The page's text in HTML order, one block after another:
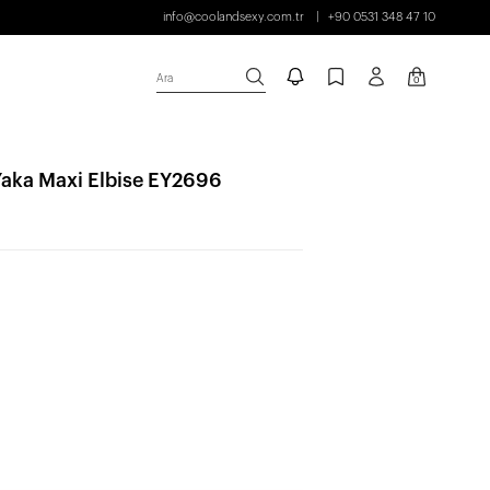
info@coolandsexy.com.tr +90 0531 348 47 10
Ara 0
Maxi Elbise EY2696